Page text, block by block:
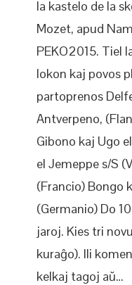
la kastelo de la
Mozet, apud
PEKO2015. Tiel
lokon kaj povos
partoprenos
Antverpeno,
Gibono kaj Ugo
el Jemeppe s/S
(Francio) Bongo
(Germanio) Do
jaroj. Kies tri
kuraĝo). Ili
kelkaj tagoj aŭ…